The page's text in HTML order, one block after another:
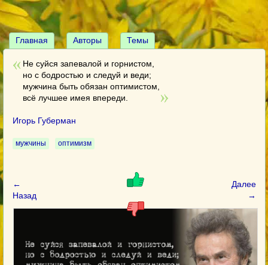
Главная Авторы Темы
Не суйся запевалой и горнистом,
но с бодростью и следуй и веди;
мужчина быть обязан оптимистом,
всё лучшее имея впереди.
Игорь Губерман
мужчины оптимизм
←
Назад
Далее
→